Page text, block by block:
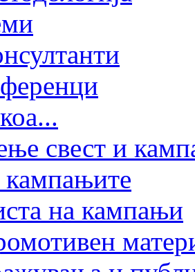
свест и
кампањите
на кампањи